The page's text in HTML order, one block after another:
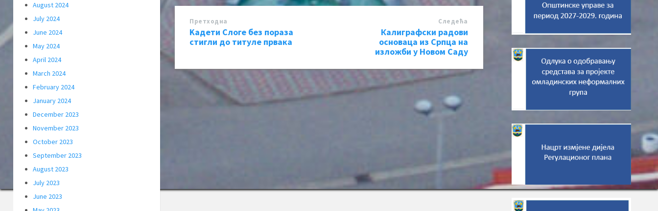
Претходна
Kадети Слоге без пораза
стигли до титуле првака
Следећa
Калиграфски радови
основаца из Српца на
изложби у Новом Саду
August 2024
July 2024
June 2024
May 2024
April 2024
March 2024
February 2024
January 2024
December 2023
November 2023
October 2023
September 2023
August 2023
July 2023
June 2023